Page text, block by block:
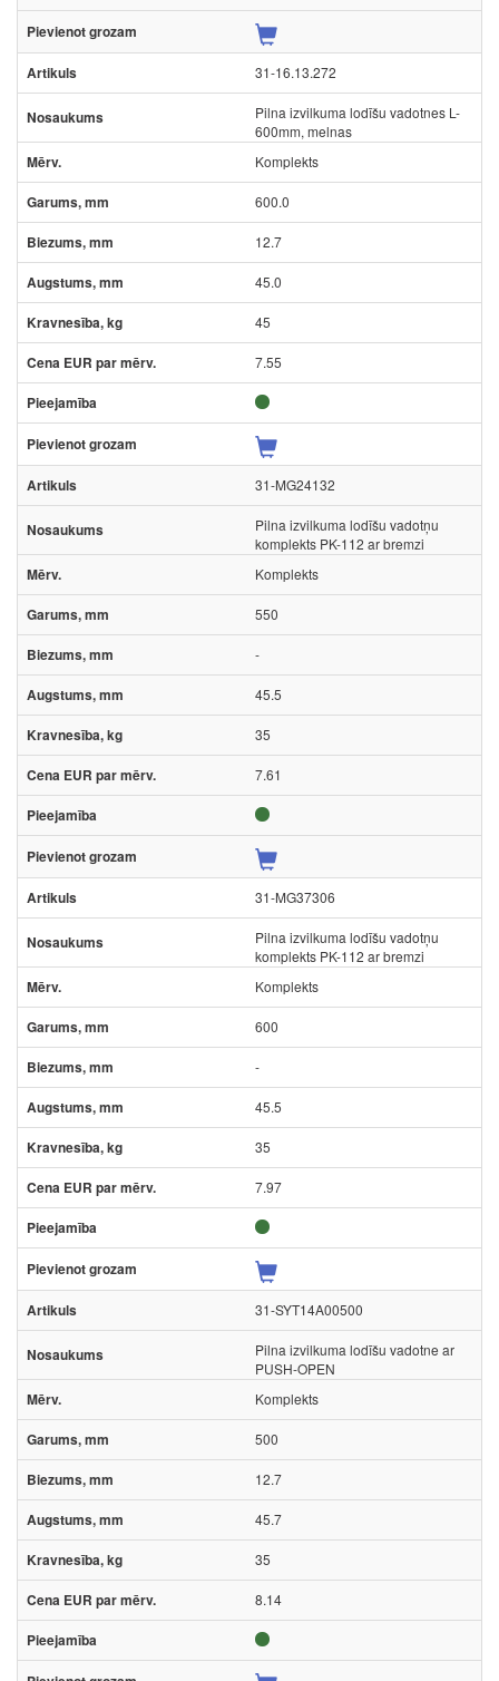
31-16.13.272
Pilna izvilkuma lodīšu vadotnes L-
600mm, melnas
Komplekts
600.0
12.7
45.0
45
7.55
31-MG24132
Pilna izvilkuma lodīšu vadotņu
komplekts PK-112 ar bremzi
Komplekts
550
-
45.5
35
7.61
31-MG37306
Pilna izvilkuma lodīšu vadotņu
komplekts PK-112 ar bremzi
Komplekts
600
-
45.5
35
7.97
31-SYT14A00500
Pilna izvilkuma lodīšu vadotne ar
PUSH-OPEN
Komplekts
500
12.7
45.7
35
8.14